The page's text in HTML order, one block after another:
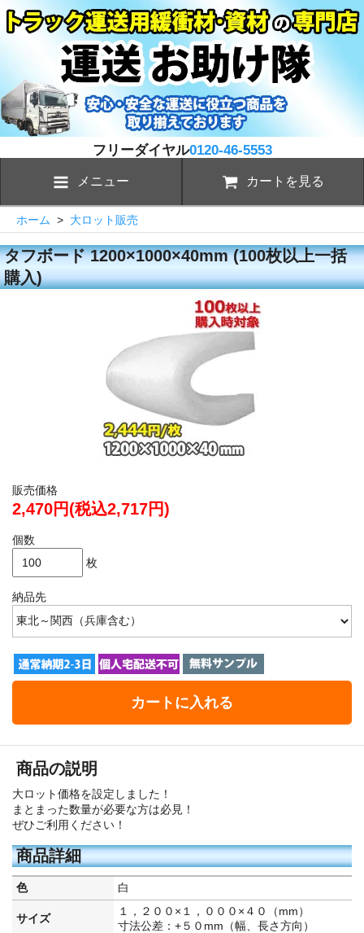
フリーダイヤル0120-46-5553
メニュー カートを見る
ホーム > 大ロット販売
タフボード 1200×1000×40mm (100枚以上一括
購入)
販売価格
2,470円(税込2,717円)
個数
枚
納品先
カートに入れる
商品の説明
大ロット価格を設定しました！
まとまった数量が必要な方は必見！
ぜひご利用ください！
商品詳細
色 白
サイズ
１，２００×１，０００×４０（mm）
寸法公差：+５０mm（幅、長さ方向）